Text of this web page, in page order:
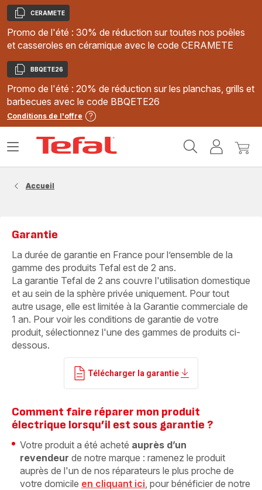
Copier
CERAMETE
Promo de l'été : 30% de réduction sur toutes nos poêles
et casseroles en céramique avec le code CERAMETE
Copier
BBQETE26
Promo de l'été : 20% de réduction sur les planchas, grills et
barbecues avec le code BBQETE26
Conditions de l'offre
MonMon
Ouvrir
Accueil
Garantie
La durée de garantie en France pour l’ensemble de la
gamme des produits Tefal est de 2 ans.
La garantie Tefal de 2 ans couvre l'utilisation domestique
et au sein de la sphère privée uniquement. Pour tout
autre usage, elle est limitée à la Garantie commerciale de
1 an. Pour voir les conditions de garantie de votre
produit, sélectionnez l'une des gammes de produits ci-
dessous.
Télécharger la garantie
Comment faire réparer mon produit
électrique lorsqu’il est sous garantie ?
Votre produit a été acheté auprès d’un
revendeur de notre marque : ramenez le produit
auprès de l'un de nos réparateurs le plus proche de
votre domicile en cliquant ici, pour bénéficier de notre